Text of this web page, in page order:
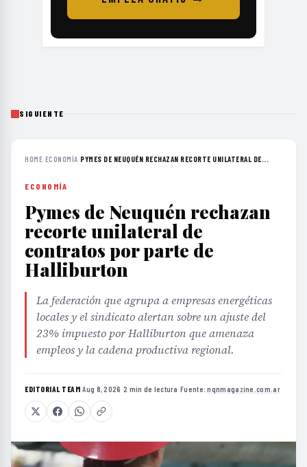
SIGUIENTE
HOME›ECONOMÍA›PYMES DE NEUQUÉN RECHAZAN RECORTE UNILATERAL DE...
ECONOMÍA
Pymes de Neuquén rechazan
recorte unilateral de
contratos por parte de
Halliburton
La federación que agrupa a empresas energéticas
locales y el sindicato alertan sobre un ajuste del
23% impuesto por Halliburton que amenaza
empleos y la cadena productiva regional.
EDITORIAL TEAM·Aug 8, 2026 ·2 min de lectura ·Fuente:nqnmagazine.com.ar